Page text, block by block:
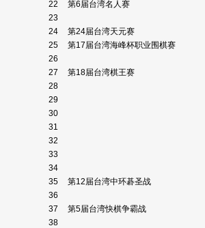
22
第6届台湾名人赛
23
24
第24届台湾天元赛
25
第17届台湾海峰杯职业围棋赛
26
27
第18届台湾棋王赛
28
29
30
31
32
33
34
35
第12届台湾中环碁圣战
36
37
第5届台湾快棋争霸战
38